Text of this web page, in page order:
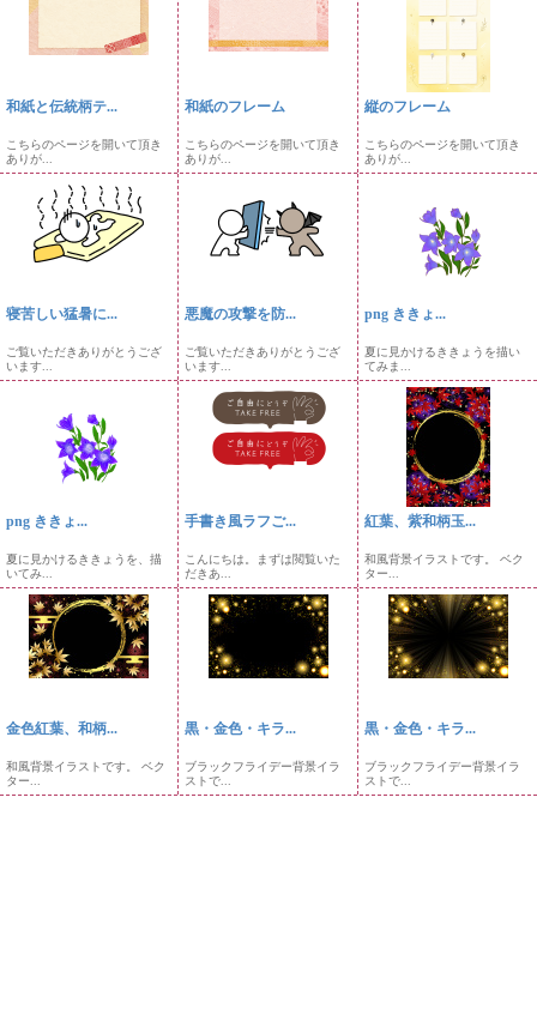
和紙と伝統柄テ...
こちらのページを開いて頂き
ありが...
和紙のフレーム
こちらのページを開いて頂き
ありが...
縦のフレーム
こちらのページを開いて頂き
ありが...
寝苦しい猛暑に...
ご覧いただきありがとうござ
います...
悪魔の攻撃を防...
ご覧いただきありがとうござ
います...
png ききょ...
夏に見かけるききょうを描い
てみま...
png ききょ...
夏に見かけるききょうを、描
いてみ...
手書き風ラフご...
こんにちは。まずは閲覧いた
だきあ...
紅葉、紫和柄玉...
和風背景イラストです。 ベク
ター...
金色紅葉、和柄...
和風背景イラストです。 ベク
ター...
黒・金色・キラ...
ブラックフライデー背景イラ
ストで...
黒・金色・キラ...
ブラックフライデー背景イラ
ストで...